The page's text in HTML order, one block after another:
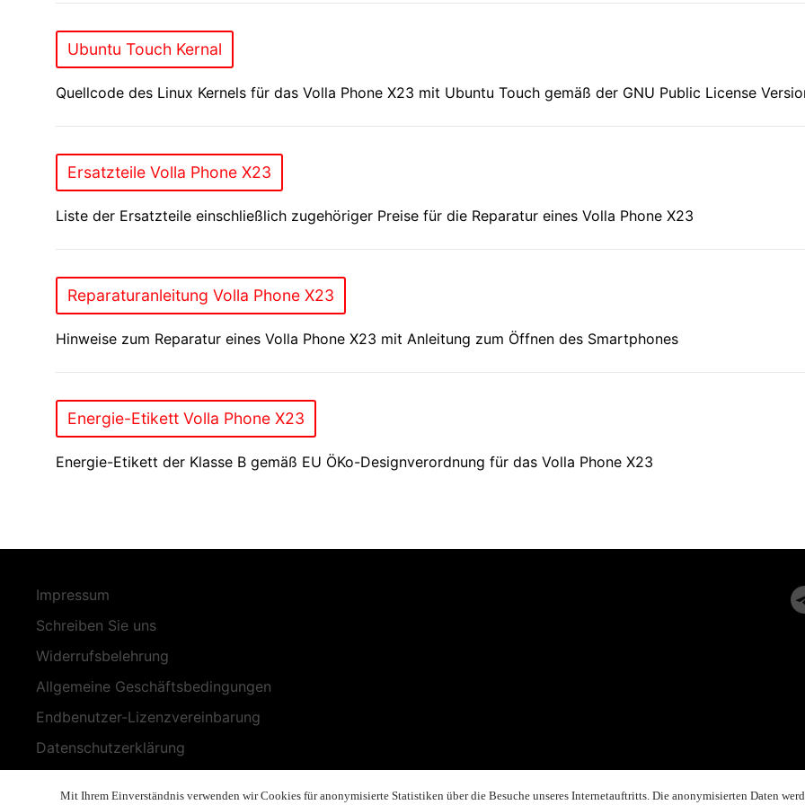
Ubuntu Touch Kernal
Quellcode des Linux Kernels für das Volla Phone X23 mit Ubuntu Touch gemäß der GNU Public License
Ersatzteile Volla Phone X23
Liste der Ersatzteile einschließlich zugehöriger Preise für die Reparatur eines Volla Phone X23
Reparaturanleitung Volla Phone X23
Hinweise zum Reparatur eines Volla Phone X23 mit Anleitung zum Öffnen des Smartphones
Energie-Etikett Volla Phone X23
Energie-Etikett der Klasse B gemäß EU ÖKo-Designverordnung für das Volla Phone X23
Impressum
Schreiben Sie uns
Widerrufsbelehrung
Allgemeine Geschäftsbedingungen
Endbenutzer-Lizenzvereinbarung
Datenschutzerklärung
Mit Ihrem Einverständnis verwenden wir Cookies für anonymisierte Statistiken über die Besuche unseres Internetauftritts. Die anonymisierten Daten